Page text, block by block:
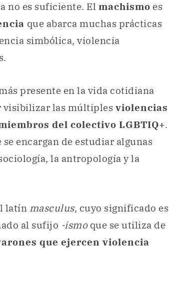
no es suficiente. El machismo es
que abarca muchas prácticas
simbólica, violencia
presente en la vida cotidiana
visibilizar las múltiples violencias
del colectivo LGBTIQ+.
encargan de estudiar algunas
la antropología y la
latín masculus, cuyo significado es
al sufijo -ismoque se utiliza de
que ejercen violencia